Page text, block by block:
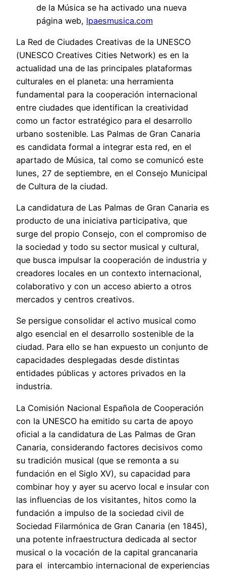
de la Música se ha activado una nueva
página web, lpaesmusica.com
La Red de Ciudades Creativas de la UNESCO
(UNESCO Creatives Cities Network) es en la
actualidad una de las principales plataformas
culturales en el planeta: una herramienta
fundamental para la cooperación internacional
entre ciudades que identifican la creatividad
como un factor estratégico para el desarrollo
urbano sostenible. Las Palmas de Gran Canaria
es candidata formal a integrar esta red, en el
apartado de Música, tal como se comunicó este
lunes, 27 de septiembre, en el Consejo Municipal
de Cultura de la ciudad.
La candidatura de Las Palmas de Gran Canaria es
producto de una iniciativa participativa, que
surge del propio Consejo, con el compromiso de
la sociedad y todo su sector musical y cultural,
que busca impulsar la cooperación de industria y
creadores locales en un contexto internacional,
colaborativo y con un acceso abierto a otros
mercados y centros creativos.
Se persigue consolidar el activo musical como
algo esencial en el desarrollo sostenible de la
ciudad. Para ello se han expuesto un conjunto de
capacidades desplegadas desde distintas
entidades públicas y actores privados en la
industria.
La Comisión Nacional Española de Cooperación
con la UNESCO ha emitido su carta de apoyo
oficial a la candidatura de Las Palmas de Gran
Canaria, considerando factores decisivos como
su tradición musical (que se remonta a su
fundación en el Siglo XV), su capacidad para
combinar hoy y ayer su acervo local e insular con
las influencias de los visitantes, hitos como la
fundación a impulso de la sociedad civil de
Sociedad Filarmónica de Gran Canaria (en 1845),
una potente infraestructura dedicada al sector
musical o la vocación de la capital grancanaria
para el intercambio internacional de experiencias